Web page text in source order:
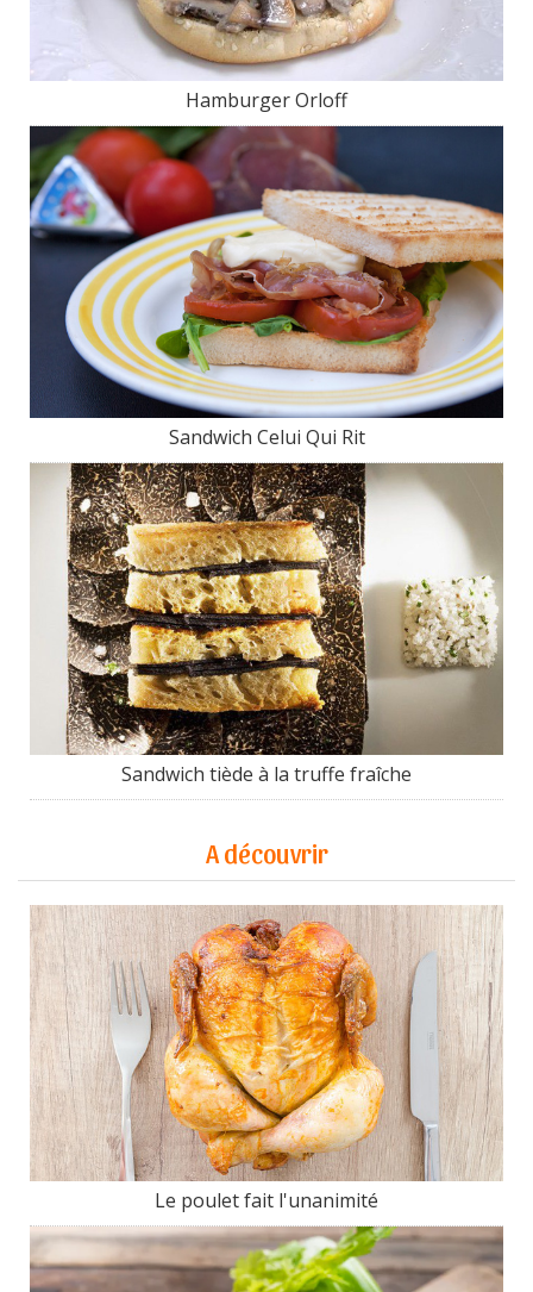
Hamburger Orloff
Sandwich Celui Qui Rit
Sandwich tiède à la truffe fraîche
A découvrir
Le poulet fait l'unanimité